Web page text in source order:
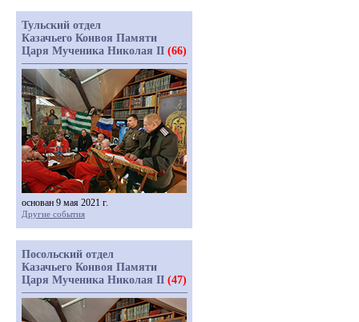
Тульский отдел
Казачьего Конвоя Памяти
Царя Мученика Николая II (66)
основан 9 мая 2021 г.
Другие события
Посольский отдел
Казачьего Конвоя Памяти
Царя Мученика Николая II (47)